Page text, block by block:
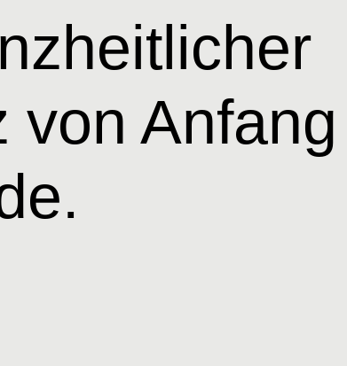
von Anfang